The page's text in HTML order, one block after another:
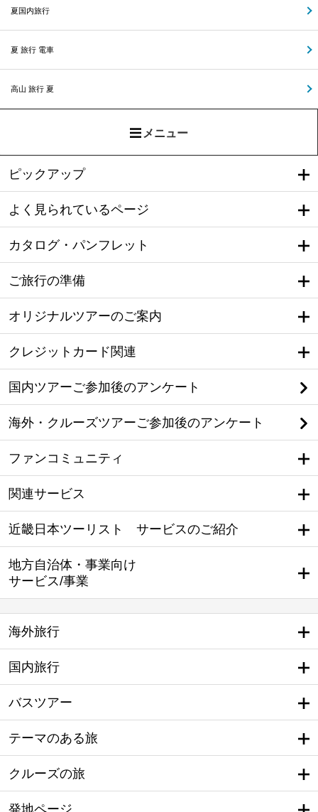
夏国内旅行
夏 旅行 電車
高山 旅行 夏
メニュー
ピックアップ
よく見られているページ
カタログ・パンフレット
ご旅行の準備
オリジナルツアーのご案内
クレジットカード関連
国内ツアーご参加後のアンケート
海外・クルーズツアーご参加後のアンケート
ファンコミュニティ
関連サービス
近畿日本ツーリスト サービスのご紹介
地方自治体・事業向け
サービス/事業
海外旅行
国内旅行
バスツアー
テーマのある旅
クルーズの旅
発地ページ